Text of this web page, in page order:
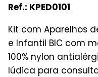
Ref.: KPED0101
Kit com Aparelhos
e Infantil BIC com
100% nylon
lúdica para